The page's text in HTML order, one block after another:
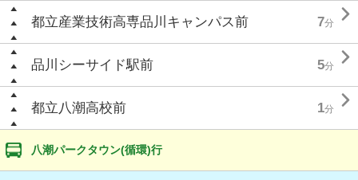
都立産業技術高専品川キャンパス前 7分 
品川シーサイド駅前 5分 
都立八潮高校前 1分 
八潮パークタウン(循環)行